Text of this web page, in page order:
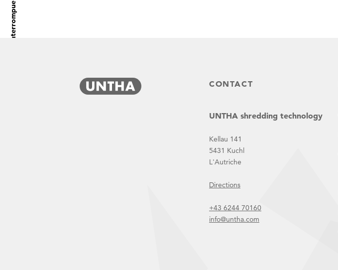
Broyeur UNTHA à 4 arbres − une demande ininterrompue CONTACT
UNTHA shredding technology
Kellau 141
5431 Kuchl
L'Autriche
Directions
+43 6244 70160
info@untha.com